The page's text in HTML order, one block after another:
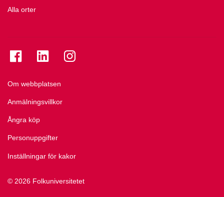
Alla orter
© 2026 Folkuniversitetet
Om webbplatsen
Anmälningsvillkor
Ångra köp
Personuppgifter
Inställningar för kakor
Se folkuniversitetet på Facebook
Se folkuniversitetet på LinkedIn